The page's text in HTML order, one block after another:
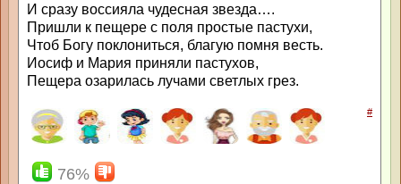
И сразу воссияла чудесная звезда….
Пришли к пещере с поля простые пастухи,
Чтоб Богу поклониться, благую помня весть.
Иосиф и Мария приняли пастухов,
Пещера озарилась лучами светлых грез.
#
76%